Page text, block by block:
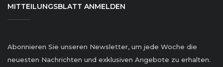
MITTEILUNGSBLATT ANMELDEN
Abonnieren Sie unseren Newsletter, um jede Woche die
neuesten Nachrichten und exklusiven Angebote zu erhalten.